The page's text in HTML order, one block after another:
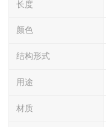
长度
颜色
结构形式
用途
材质